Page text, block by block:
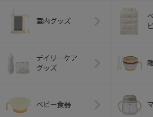
室内グッズ
デイリーケア
グッズ
ベビー食器